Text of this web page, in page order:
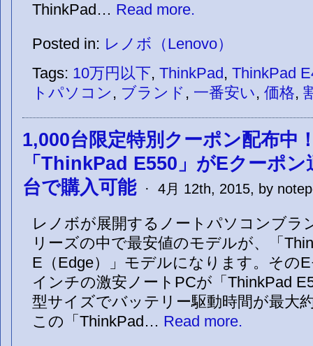
ThinkPad… Read more.
Posted in: レノボ（Lenovo）
Tags: 10万円以下, ThinkPad , ThinkPad
トパソコン , ブランド , 一番安い, 価格,
1,000台限定特別クーポン配布中
「ThinkPad E550」がEクーポン
台で購入可能
· 4月 12th, 2015, by
レノボが展開するノートパソコンブラ
リーズの中で最安値のモデルが、「
E（Edge）」モデルになります。その
インチの激安ノートPCが「ThinkPad
型サイズでバッテリー駆動時間が最大
この「ThinkPad… Read more.